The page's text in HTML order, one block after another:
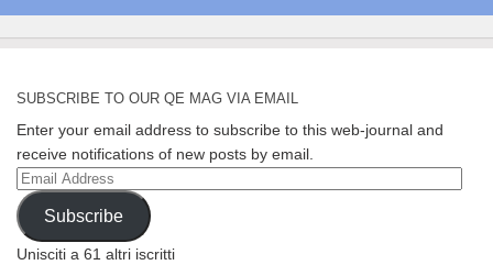
SUBSCRIBE TO OUR QE MAG VIA EMAIL
Enter your email address to subscribe to this web-journal and
receive notifications of new posts by email.
Email
Address
Subscribe
Unisciti a 61 altri iscritti